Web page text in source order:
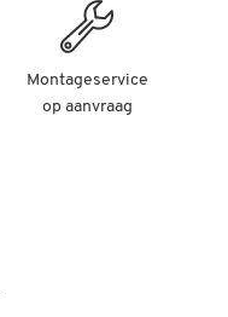
Montageservice
op aanvraag